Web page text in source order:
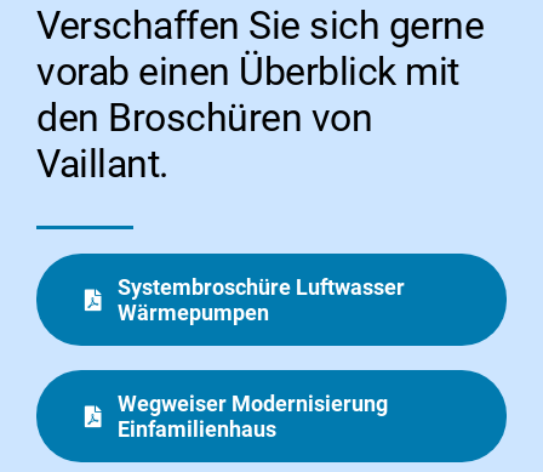
Verschaffen Sie sich gerne
vorab einen Überblick mit
den Broschüren von
Vaillant.
Systembroschüre Luftwasser
Wärmepumpen
Wegweiser Modernisierung
Einfamilienhaus